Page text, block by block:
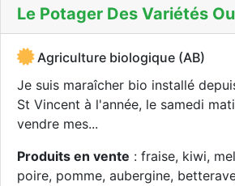
Le Potager Des Variétés
Agriculture biologique (AB)
Je suis maraîcher bio installé
St Vincent à l'année, le samedi
vendre mes...
Produits en vente : fraise, kiwi,
poire, pomme, aubergine,